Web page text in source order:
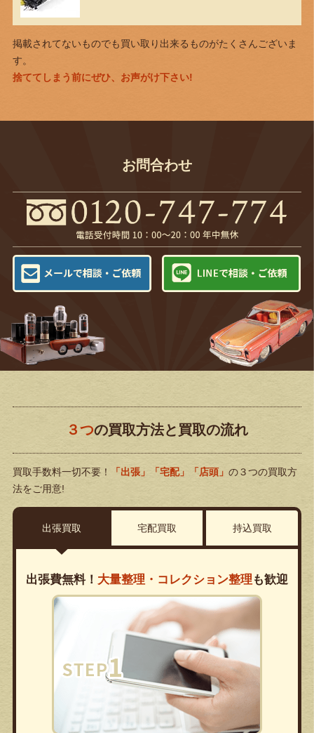
掲載されてないものでも買い取り出来るものがたくさんございま
す。
捨ててしまう前にぜひ、お声がけ下さい!
お問合わせ
３つの買取方法と買取の流れ
買取手数料一切不要！ 「出張」「宅配」「店頭」 の３つの買取方
法をご用意!
出張買取 宅配買取 持込買取
出張費無料！ 大量整理・コレクション整理 も歓迎